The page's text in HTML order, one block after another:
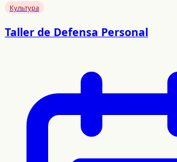
Культура
Taller de Defensa Personal